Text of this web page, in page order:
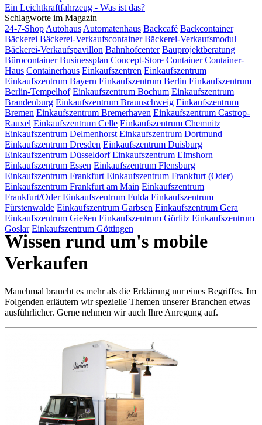
Ein Leichtkraftfahrzeug - Was ist das?
Schlagworte im Magazin
24-7-Shop Autohaus Automatenhaus Backcafé Backcontainer
Bäckerei Bäckerei-Verkaufscontainer Bäckerei-Verkaufsmodul
Bäckerei-Verkaufspavillon Bahnhofcenter Bauprojektberatung
Bürocontainer Businessplan Concept-Store Container Container-
Haus Containerhaus Einkaufszentren Einkaufszentrum
Einkaufszentrum Bayern Einkaufszentrum Berlin Einkaufszentrum
Berlin-Tempelhof Einkaufszentrum Bochum Einkaufszentrum
Brandenburg Einkaufszentrum Braunschweig Einkaufszentrum
Bremen Einkaufszentrum Bremerhaven Einkaufszentrum Castrop-
Rauxel Einkaufszentrum Celle Einkaufszentrum Chemnitz
Einkaufszentrum Delmenhorst Einkaufszentrum Dortmund
Einkaufszentrum Dresden Einkaufszentrum Duisburg
Einkaufszentrum Düsseldorf Einkaufszentrum Elmshorn
Einkaufszentrum Essen Einkaufszentrum Flensburg
Einkaufszentrum Frankfurt Einkaufszentrum Frankfurt (Oder)
Einkaufszentrum Frankfurt am Main Einkaufszentrum
Frankfurt/Oder Einkaufszentrum Fulda Einkaufszentrum
Fürstenwalde Einkaufszentrum Garbsen Einkaufszentrum Gera
Einkaufszentrum Gießen Einkaufszentrum Görlitz Einkaufszentrum
Goslar Einkaufszentrum Göttingen
Wissen rund um's mobile
Verkaufen
Manchmal braucht es mehr als die Erklärung nur eines Begriffes. Im
Folgenden erläutern wir spezielle Themen unserer Branchen etwas
ausführlicher. Gerne nehmen wir auch Ihre Anregung auf.